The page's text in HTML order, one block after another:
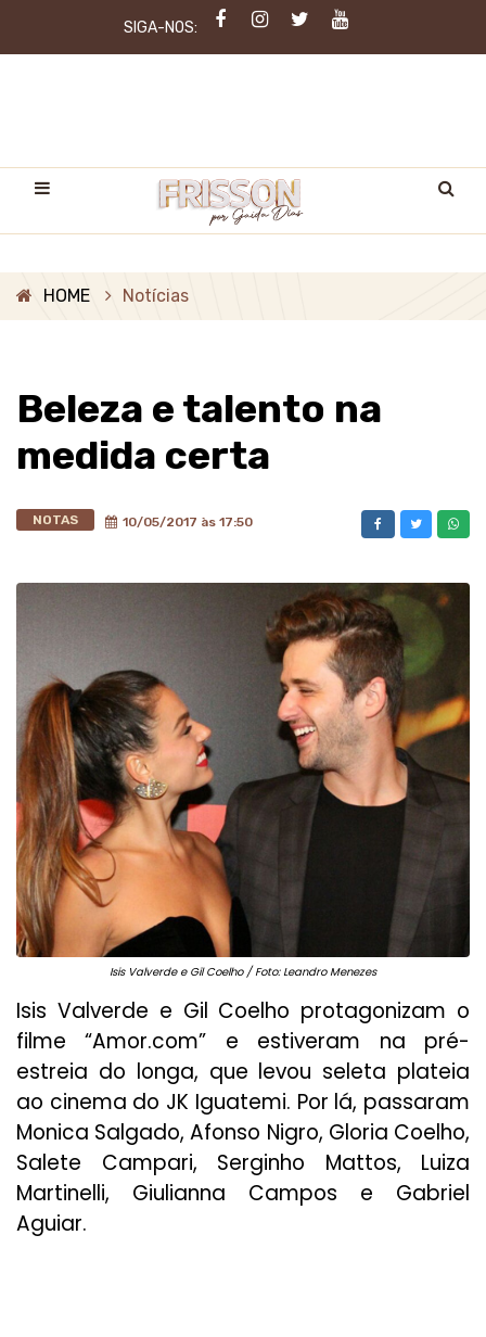
SIGA-NOS:
HOME Notícias
Beleza e talento na
medida certa
NOTAS 10/05/2017 às 17:50
Isis Valverde e Gil Coelho / Foto: Leandro Menezes
Isis Valverde e Gil Coelho protagonizam o
filme “Amor.com” e estiveram na pré-
estreia do longa, que levou seleta plateia
ao cinema do JK Iguatemi. Por lá, passaram
Monica Salgado, Afonso Nigro, Gloria Coelho,
Salete Campari, Serginho Mattos, Luiza
Martinelli, Giulianna Campos e Gabriel
Aguiar.